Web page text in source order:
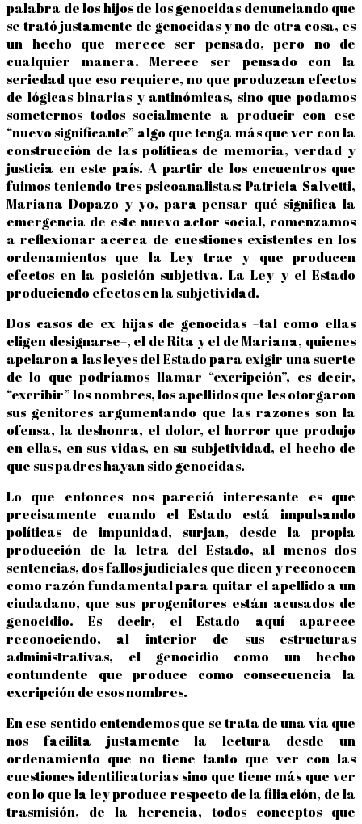
palabra de los hijos de los genocidas denunciando que
se trató justamente de genocidas y no de otra cosa, es
un hecho que merece ser pensado, pero no de
cualquier manera. Merece ser pensado con la
seriedad que eso requiere, no que produzcan efectos
de lógicas binarias y antinómicas, sino que podamos
someternos todos socialmente a producir con ese
“nuevo significante” algo que tenga más que ver con la
construcción de las políticas de memoria, verdad y
justicia en este país. A partir de los encuentros que
fuimos teniendo tres psicoanalistas: Patricia Salvetti,
Mariana Dopazo y yo, para pensar qué significa la
emergencia de este nuevo actor social, comenzamos
a reflexionar acerca de cuestiones existentes en los
ordenamientos que la Ley trae y que producen
efectos en la posición subjetiva. La Ley y el Estado
produciendo efectos en la subjetividad.
Dos casos de ex hijas de genocidas –tal como ellas
eligen designarse–, el de Rita y el de Mariana, quienes
apelaron a las leyes del Estado para exigir una suerte
de lo que podríamos llamar “excripción”, es decir,
“excribir” los nombres, los apellidos que les otorgaron
sus genitores argumentando que las razones son la
ofensa, la deshonra, el dolor, el horror que produjo
en ellas, en sus vidas, en su subjetividad, el hecho de
que sus padres hayan sido genocidas.
Lo que entonces nos pareció interesante es que
precisamente cuando el Estado está impulsando
políticas de impunidad, surjan, desde la propia
producción de la letra del Estado, al menos dos
sentencias, dos fallos judiciales que dicen y reconocen
como razón fundamental para quitar el apellido a un
ciudadano, que sus progenitores están acusados de
genocidio. Es decir, el Estado aquí aparece
reconociendo, al interior de sus estructuras
administrativas, el genocidio como un hecho
contundente que produce como consecuencia la
excripción de esos nombres.
En ese sentido entendemos que se trata de una vía que
nos facilita justamente la lectura desde un
ordenamiento que no tiene tanto que ver con las
cuestiones identificatorias sino que tiene más que ver
con lo que la ley produce respecto de la filiación, de la
trasmisión, de la herencia, todos conceptos que